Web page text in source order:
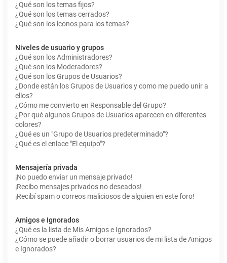
¿Qué son los temas fijos?
¿Qué son los temas cerrados?
¿Qué son los iconos para los temas?
Niveles de usuario y grupos
¿Qué son los Administradores?
¿Qué son los Moderadores?
¿Qué son los Grupos de Usuarios?
¿Donde están los Grupos de Usuarios y como me puedo unir a
ellos?
¿Cómo me convierto en Responsable del Grupo?
¿Por qué algunos Grupos de Usuarios aparecen en diferentes
colores?
¿Qué es un "Grupo de Usuarios predeterminado"?
¿Qué es el enlace "El equipo"?
Mensajería privada
¡No puedo enviar un mensaje privado!
¡Recibo mensajes privados no deseados!
¡Recibí spam o correos maliciosos de alguien en este foro!
Amigos e Ignorados
¿Qué es la lista de Mis Amigos e Ignorados?
¿Cómo se puede añadir o borrar usuarios de mi lista de Amigos
e Ignorados?